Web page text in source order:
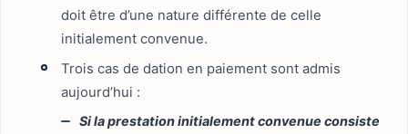
doit être d’une nature différente de celle
initialement convenue.
Trois cas de dation en paiement sont admis
aujourd’hui :
Si la prestation initialement convenue consiste